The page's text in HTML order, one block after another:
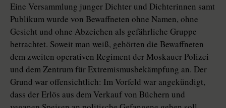
Eine Versammlung junger Dichter und Dichterinnen samt
Publikum wurde von Bewaffneten ohne Namen, ohne
Gesicht und ohne Abzeichen als gefährliche Gruppe
betrachtet. Soweit man weiß, gehörten die Bewaffneten
dem zweiten operativen Regiment der Moskauer Polizei
und dem Zentrum für Extremismusbekämpfung an. Der
Grund war offensichtlich: Im Vorfeld war angekündigt,
dass der Erlös aus dem Verkauf von Büchern und